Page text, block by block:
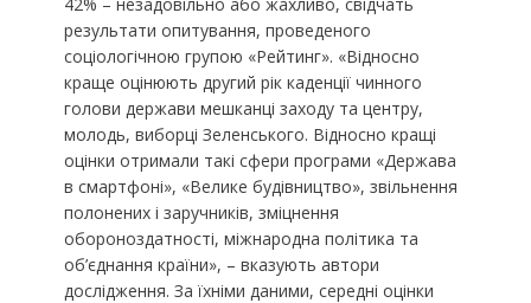
результати опитування, проведеного
соціологічною групою «Рейтинг». «Відносно
краще оцінюють другий рік каденції чинного
голови держави мешканці заходу та центру,
молодь, виборці Зеленського. Відносно кращі
оцінки отримали такі сфери програми «Держава
в смартфоні», «Велике будівництво», звільнення
полонених і заручників, зміцнення
обороноздатності, міжнародна політика та
об’єднання країни», – вказують автори
дослідження. За їхніми даними, середні оцінки